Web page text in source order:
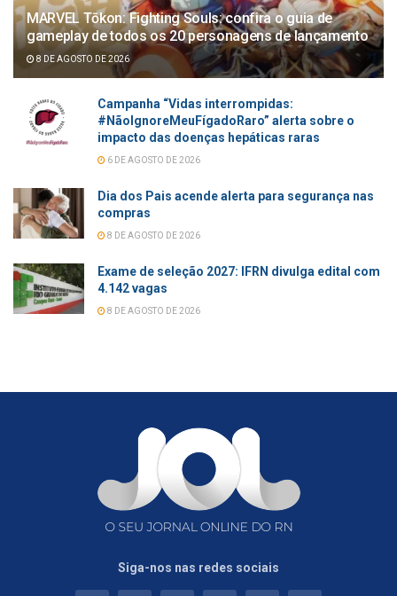
MARVEL Tōkon: Fighting Souls: confira o guia de
gameplay de todos os 20 personagens de lançamento
8 DE AGOSTO DE 2026
Campanha “Vidas interrompidas:
#NãoIgnoreMeuFígadoRaro” alerta sobre o
impacto das doenças hepáticas raras
6 DE AGOSTO DE 2026
Dia dos Pais acende alerta para segurança nas
compras
8 DE AGOSTO DE 2026
Exame de seleção 2027: IFRN divulga edital com
4.142 vagas
8 DE AGOSTO DE 2026
Siga-nos nas redes sociais